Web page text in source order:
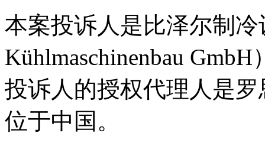
本案投诉人是比泽尔制
Kühlmaschinenbau
投诉人的授权代理人是
位于中国。